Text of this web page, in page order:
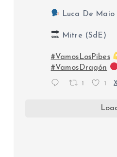
Luca De Maio
Mitre (SdE)
#VamosLosPibes
#VamosDragón
1 1 X